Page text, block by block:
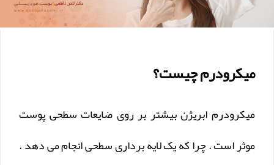
میکرودرم چیست؟
میکرودرم ابریژن بیشتر بر روی ضایعات سطحی پوست
موثر است . چرا که یک لایه برداری سطحی انجام می دهد .